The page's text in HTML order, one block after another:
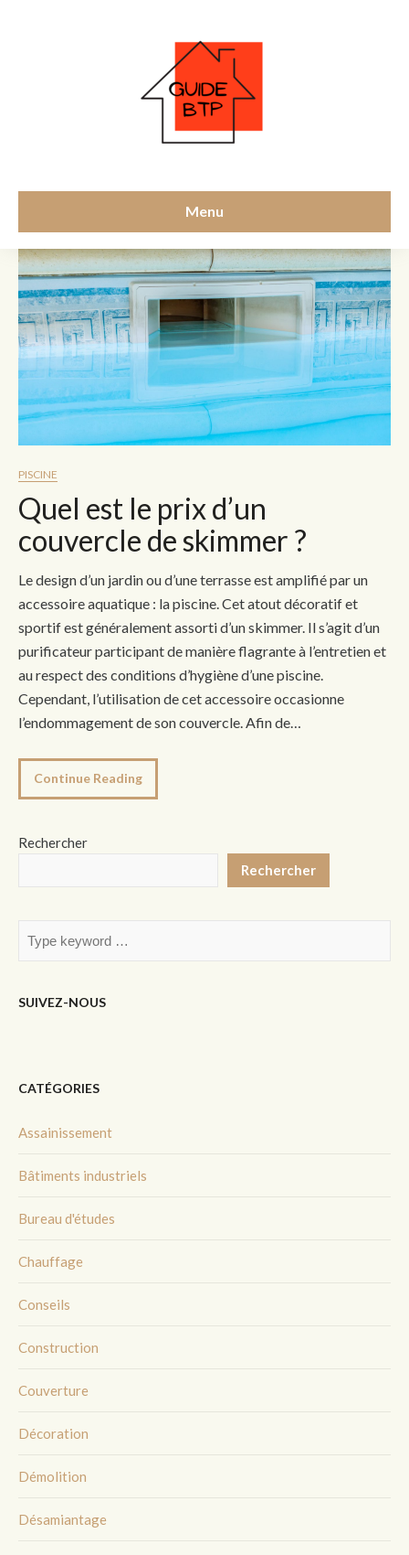
Menu
skimmer
PISCINE
Quel est le prix d’un
couvercle de skimmer ?
Le design d’un jardin ou d’une terrasse est amplifié par un
accessoire aquatique : la piscine. Cet atout décoratif et
sportif est généralement assorti d’un skimmer. Il s’agit d’un
purificateur participant de manière flagrante à l’entretien et
au respect des conditions d’hygiène d’une piscine.
Cependant, l’utilisation de cet accessoire occasionne
l’endommagement de son couvercle. Afin de…
Continue Reading
Rechercher
Rechercher
SUIVEZ-NOUS
CATÉGORIES
Assainissement
Bâtiments industriels
Bureau d'études
Chauffage
Conseils
Construction
Couverture
Décoration
Démolition
Désamiantage